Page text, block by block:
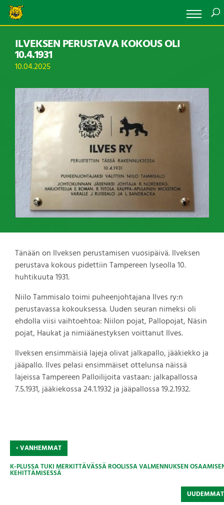
ILVEKSEN PERUSTAVA KOKOUS OLI
10.4.1931
10.04.2025
Tänään on Ilveksen perustamisen vuosipäivä. Ilveksen
perustava kokous pidettiin Tampereen lyseolla 10.
huhtikuuta 1931.
Niilo Tammisalo toimi puheenjohtajana Ilves ry:n
perustavassa kokouksessa. Uuden seuran nimeksi oli
ehdolla viisi vaihtoehtoa: Niilon pojat, Pallopojat, Näsin
pojat, Haukat ja nimiäänestyksen voittanut Ilves.
Ilveksen ensimmäisiä lajeja olivat jalkapallo, jääkiekko ja
jääpallo. Ilves pelasi ensimmäiset ottelunsa näissä
lajeissa Tampereen Palloilijoita vastaan: jalkapallossa
7.5.1931, jääkiekossa 24.1.1932 ja jääpallossa 19.2.1932.
‹VANHEMMAT
K-PLUSSA TUKI MERKITTÄVÄSSÄ ROOLISSA VALMENNUKSEN
KEHITTÄMISESSÄ